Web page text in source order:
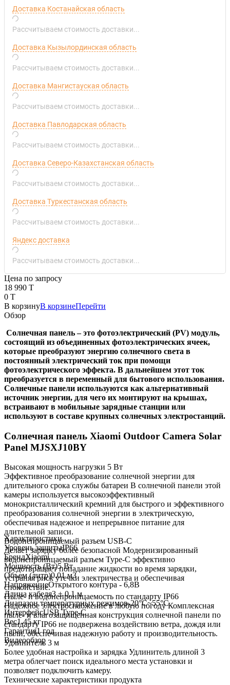
Доставка Костанайская область
Рассчитываем стоимость доставки...
Доставка Кызылординская область
Рассчитываем стоимость доставки...
Доставка Мангистауская область
Рассчитываем стоимость доставки...
Доставка Павлодарская область
Рассчитываем стоимость доставки...
Доставка Северо-Казахстанская область
Рассчитываем стоимость доставки...
Доставка Туркестанская область
Рассчитываем стоимость доставки...
Яндекс доставка
Рассчитываем стоимость доставки...
Цена по запросу
18 990 T
0 T
В корзинуВ корзинеПерейти
Обзор
Солнечная панель – это фотоэлектрический (PV) модуль,
состоящий из объединенных фотоэлектрических ячеек,
которые преобразуют энергию солнечного света в
постоянный электрический ток при помощи
фотоэлектрического эффекта. В дальнейшем этот ток
преобразуется в переменный для бытового использования.
Солнечные панели используются как альтернативный
источник энергии, для чего их монтируют на крышах,
встраивают в мобильные зарядные станции или
используют в составе крупных солнечных электростанций.
Солнечная панель Xiaomi Outdoor Camera Solar
Panel MJSXJ10BY
Высокая мощность нагрузки 5 Вт
Эффективное преобразование солнечной энергии для
длительного срока службы батареи В солнечной панели этой
камеры используется высокоэффективный
монокристаллический кремний для быстрого и эффективного
преобразования солнечной энергии в электрическую,
обеспечивая надежное и непрерывное питание для
длительной записи.
Водонепроницаемый разъем USB-C
Делает зарядку более безопасной Модернизированный
водонепроницаемый разъем Type-C эффективно
предотвращает попадание жидкости во время зарядки,
устраняя риск утечки электричества и обеспечивая
спокойствие.
Пыле- и водонепроницаемость по стандарту IP66
Надежное электроснабжение в любую погоду Комплексная
пыле- и влагозащищенная конструкция солнечной панели по
стандарту IP66 не подвержена воздействию ветра, дождя или
пыли, обеспечивая надежную работу и производительность.
Удлинитель 3 м
Более удобная настройка и зарядка Удлинитель длиной 3
метра облегчает поиск идеального места установки и
позволяет подключить камеру.
Технические характеристики продукта
Характеристики
Уровень защитыIP66
БрендXiaomi
Мощность (Вт)5 Вт
Объем (литр)0.01 м3
НапряжениеОткрытого контура - 6,8В
Длина кабеля3 ± 0,1 м
Диапазон температурных режимов-20°C~55°C
ИнтерфейсUSB Type-C
Вес1.45 кг
Гарантия1 год
Видеообзор